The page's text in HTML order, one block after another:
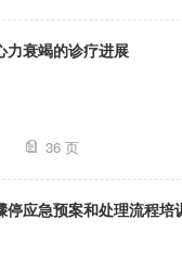
力衰竭的诊疗进展
36 页
停应急预案和处理流程培